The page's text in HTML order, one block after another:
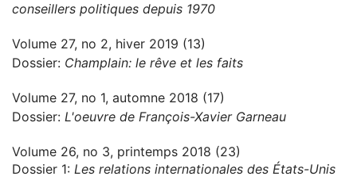
conseillers politiques depuis 1970
Volume 27, no 2, hiver 2019 (13)
Dossier: Champlain: le rêve et les faits
Volume 27, no 1, automne 2018 (17)
Dossier: L'oeuvre de François-Xavier Garneau
Volume 26, no 3, printemps 2018 (23)
Dossier 1: Les relations internationales des États-Unis